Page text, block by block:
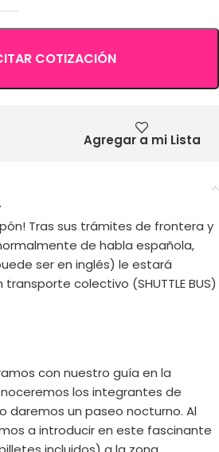
COTIZACIÓN
Agregar a mi Lista
Tras sus trámites de frontera y
de habla española,
ser en inglés) le estará
colectivo (SHUTTLE BUS)
con nuestro guía en la
los integrantes de
daremos un paseo nocturno. Al
a introducir en este fascinante